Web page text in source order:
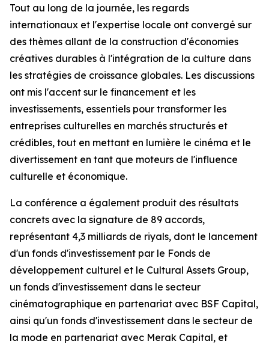
Tout au long de la journée, les regards
internationaux et l'expertise locale ont convergé sur
des thèmes allant de la construction d'économies
créatives durables à l'intégration de la culture dans
les stratégies de croissance globales. Les discussions
ont mis l'accent sur le financement et les
investissements, essentiels pour transformer les
entreprises culturelles en marchés structurés et
crédibles, tout en mettant en lumière le cinéma et le
divertissement en tant que moteurs de l'influence
culturelle et économique.
La conférence a également produit des résultats
concrets avec la signature de 89 accords,
représentant 4,3 milliards de riyals, dont le lancement
d'un fonds d'investissement par le Fonds de
développement culturel et le Cultural Assets Group,
un fonds d'investissement dans le secteur
cinématographique en partenariat avec BSF Capital,
ainsi qu'un fonds d'investissement dans le secteur de
la mode en partenariat avec Merak Capital, et